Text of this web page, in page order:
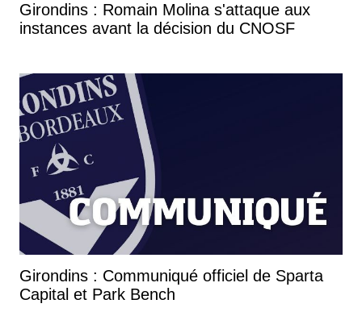
Girondins : Romain Molina s'attaque aux
instances avant la décision du CNOSF
Girondins : Communiqué officiel de Sparta
Capital et Park Bench